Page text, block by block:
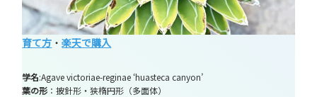
育て方 ・楽天で購入
学名:Agave victoriae-reginae ‘huasteca canyon’
葉の形 ：披針形・狭楕円形（多面体）